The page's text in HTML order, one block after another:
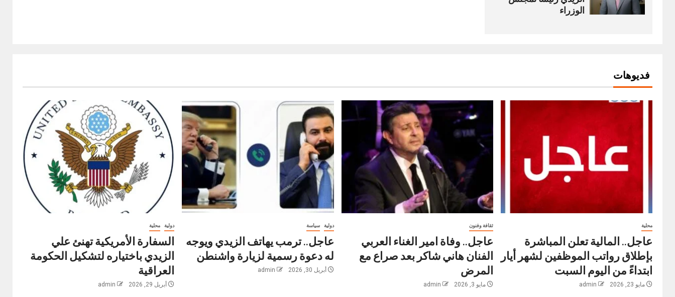
الوزراء
فديوهات
محلية
عاجل.. المالية تعلن المباشرة
بإطلاق رواتب ‏الموظفين لشهر أيار
ابتداءً من اليوم السبت
مايو 23, 2026 admin
ثقافة وفنون
عاجل.. وفاة امير الغناء العربي
الفنان هاني شاكر بعد صراع مع
المرض
مايو 3, 2026 admin
دولية سياسة
عاجل.. ترمب يهاتف الزيدي ويوجه
له دعوة رسمية لزيارة واشنطن
أبريل 30, 2026 admin
دولية محلية
السفارة الأمريكية تهنئ علي
الزيدي باختياره لتشكيل الحكومة
العراقية
أبريل 29, 2026 admin